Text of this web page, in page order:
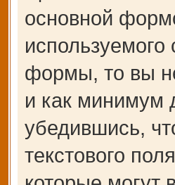
основной
формы, то вы
и как минимум
убедившись,
текстового